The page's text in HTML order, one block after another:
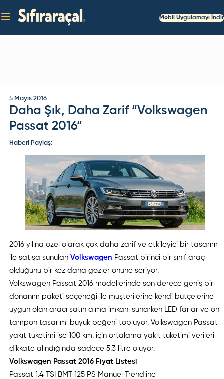
Mobil Uygulamayı İndir
5 Mayıs 2016
Daha Şık, Daha Zarif “Volkswagen
Passat 2016”
Haberi Paylaş:
2016 yılına özel olarak çok daha zarif ve etkileyici bir tasarım
ile satışa sunulanVolkswagen Passat birinci bir sınıf araç
olduğunu bir kez daha gözler önüne seriyor.
Volkswagen Passat 2016 modellerinde son derece geniş bir
donanım paketi seçeneği ile müşterilerine kendi bütçelerine
uygun olan aracı satın alma imkanı sunarken LED farlar ve ön
tampon tasarımı büyük beğeni topluyor. Volkswagen Passat
yakıt tüketimi ise 100 km. için ortalama yakıt tüketimi verileri
dikkate alındığında sadece 5.3 litre oluyor.
Volkswagen Passat 2016 Fiyat Listesi
Passat 1.4 TSI BMT 125 PS Manuel Trendline